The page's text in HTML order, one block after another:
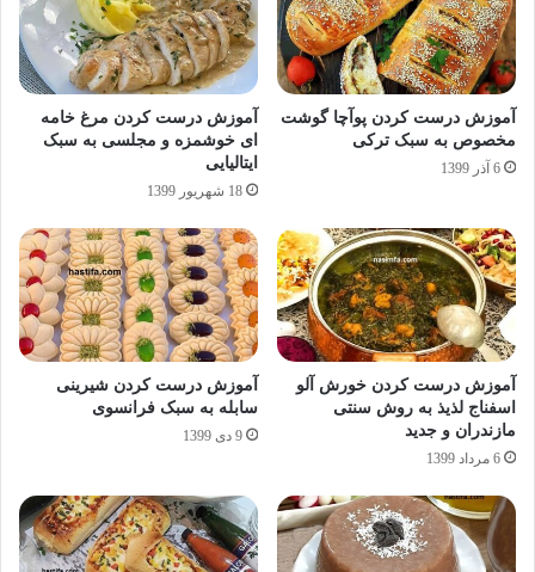
آموزش درست کردن پوآچا گوشت
مخصوص به سبک ترکی
6 آذر 1399
آموزش درست کردن مرغ خامه
ای خوشمزه و مجلسی به سبک
ایتالیایی
18 شهریور 1399
آموزش درست کردن خورش آلو
اسفناج لذیذ به روش سنتی
مازندران و جدید
6 مرداد 1399
آموزش درست کردن شیرینی
سابله به سبک فرانسوی
9 دی 1399